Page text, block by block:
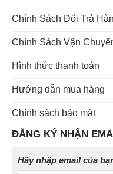
Chính Sách Đổi Trả
Chính Sách Vận
Hình thức thanh toán
Hướng dẫn mua hàng
Chính sách bảo mật
ĐĂNG KÝ NHẬN
Hãy nhập email của